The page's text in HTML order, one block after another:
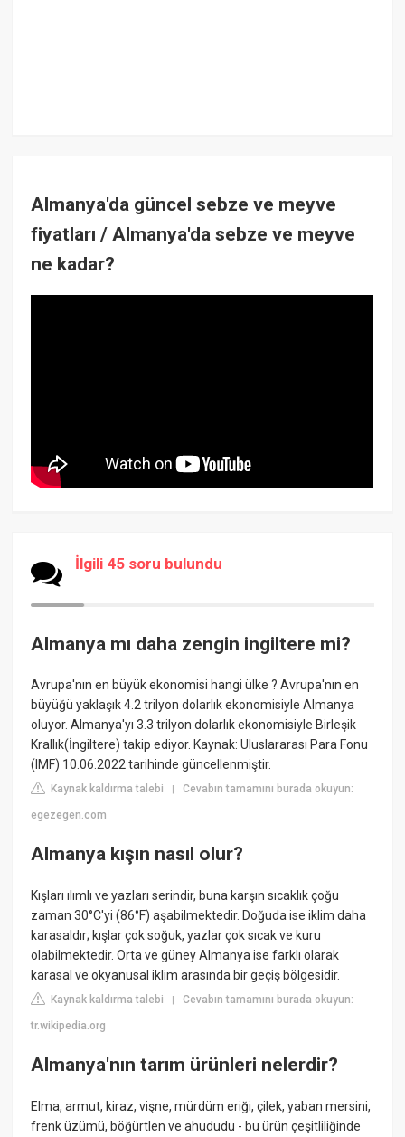
Almanya'da güncel sebze ve meyve
fiyatları / Almanya'da sebze ve meyve
ne kadar?
İlgili 45 soru bulundu
Almanya mı daha zengin ingiltere mi?
Avrupa'nın en büyük ekonomisi hangi ülke ? Avrupa'nın en
büyüğü yaklaşık 4.2 trilyon dolarlık ekonomisiyle Almanya
oluyor. Almanya'yı 3.3 trilyon dolarlık ekonomisiyle Birleşik
Krallık(İngiltere) takip ediyor. Kaynak: Uluslararası Para Fonu
(IMF) 10.06.2022 tarihinde güncellenmiştir.
Kaynak kaldırma talebi |Cevabın tamamını burada okuyun:
egezegen.com
Almanya kışın nasıl olur?
Kışları ılımlı ve yazları serindir, buna karşın sıcaklık çoğu
zaman 30°C'yi (86°F) aşabilmektedir. Doğuda ise iklim daha
karasaldır; kışlar çok soğuk, yazlar çok sıcak ve kuru
olabilmektedir. Orta ve güney Almanya ise farklı olarak
karasal ve okyanusal iklim arasında bir geçiş bölgesidir.
Kaynak kaldırma talebi |Cevabın tamamını burada okuyun:
tr.wikipedia.org
Almanya'nın tarım ürünleri nelerdir?
Elma, armut, kiraz, vişne, mürdüm eriği, çilek, yaban mersini,
frenk üzümü, böğürtlen ve ahududu - bu ürün çeşitliliğinde